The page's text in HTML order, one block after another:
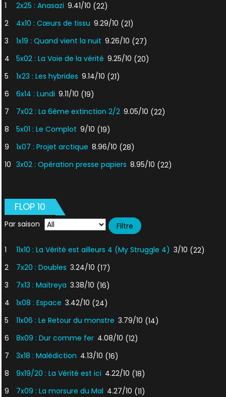
1 2x25 : Anasazi 9.41/10 (22)
2
4x10 : Cœurs de tissu 9.29/10 (21)
3
1x19 : Quand vient la nuit 9.26/10 (27)
4
5x02 : La Voie de la vérité 9.25/10 (20)
5
1x23 : Les hybrides 9.14/10 (21)
6
6x14 : Lundi 9.11/10 (19)
7
7x02 : La 6ème extinction 2/2 9.05/10 (22)
8
5x01 : Le Complot 9/10 (19)
9
1x07 : Projet arctique 8.96/10 (28)
10 3x02 : Opération presse papiers 8.95/10 (22)
FLOP 10
Par saison
1 11x10 : La Vérité est ailleurs 4 (My Struggle 4) 3/10 (22)
2
7x20 : Doubles 3.24/10 (17)
3
7x13 : Maitreya 3.38/10 (16)
4
1x08 : Espace 3.42/10 (24)
5
11x06 : Le Retour du monstre 3.79/10 (14)
6
8x09 : Dur comme fer 4.08/10 (12)
7
3x18 : Malédiction 4.13/10 (16)
8
9x19/20 : La Vérité est ici 4.22/10 (18)
9
7x09 : La morsure du Mal 4.27/10 (11)